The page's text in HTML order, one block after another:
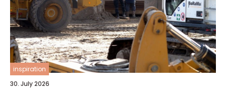
inspiration
30. July 2026